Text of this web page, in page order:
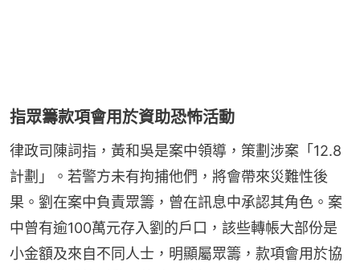
指眾籌款項會用於資助恐怖活動
律政司陳詞指，黃和吳是案中領導，策劃涉案「12.8
計劃」。若警方未有拘捕他們，將會帶來災難性後
果。劉在案中負責眾籌，曾在訊息中承認其角色。案
中曾有逾100萬元存入劉的戶口，該些轉帳大部份是
小金額及來自不同人士，明顯屬眾籌，款項會用於協